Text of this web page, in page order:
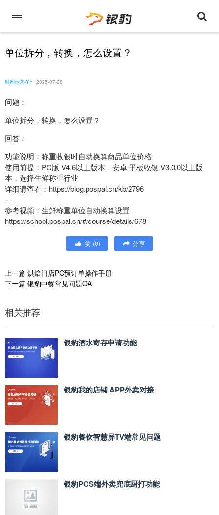
单位拆分，转换，怎么设置？
银豹运营-YF 2025-07-28
问题：
单位拆分，转换，怎么设置？
回答：
功能说明：称重收银时自动换算商品单位价格
使用前提：PC版 V4.6以上版本，安卓 平板收银 V3.0.0以上版
本，选择生鲜称重行业
详细请查看：https://blog.pospal.cn/kb/2796
---
参考视频：生鲜称重单位自动换算设置
https://school.pospal.cn/#/course/details/678
赞 (0) 分享
上一篇 烘焙门店PC预订单操作手册
下一篇 银豹中餐常见问题QA
相关推荐
银豹酒水寄存申请功能
银豹我的店铺 APP外卖对接
银豹餐饮智慧屏TV端常见问题
银豹POS端外卖兜底厨打功能